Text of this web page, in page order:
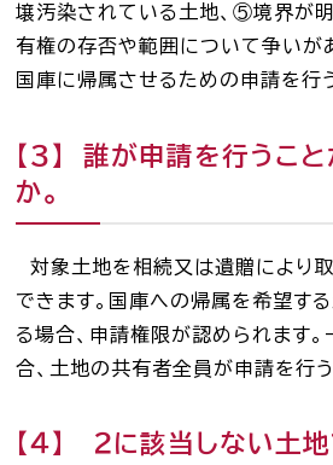
Language
文字サイズ
壌汚染されている土地、⑤境界が
有権の存否や範囲について争いが
国庫に帰属させるための申請を行
【３】 誰が申請を行うこ
か。
対象土地を相続又は遺贈により
できます。国庫への帰属を希望す
る場合、申請権限が認められます。
合、土地の共有者全員が申請を行う
【４】 ２に該当しない土